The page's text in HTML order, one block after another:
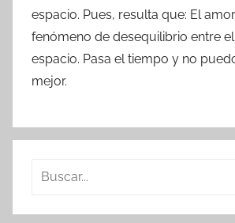
espacio. Pues, resulta que: El
fenómeno de desequilibrio entre
espacio. Pasa el tiempo y no
mejor.
s